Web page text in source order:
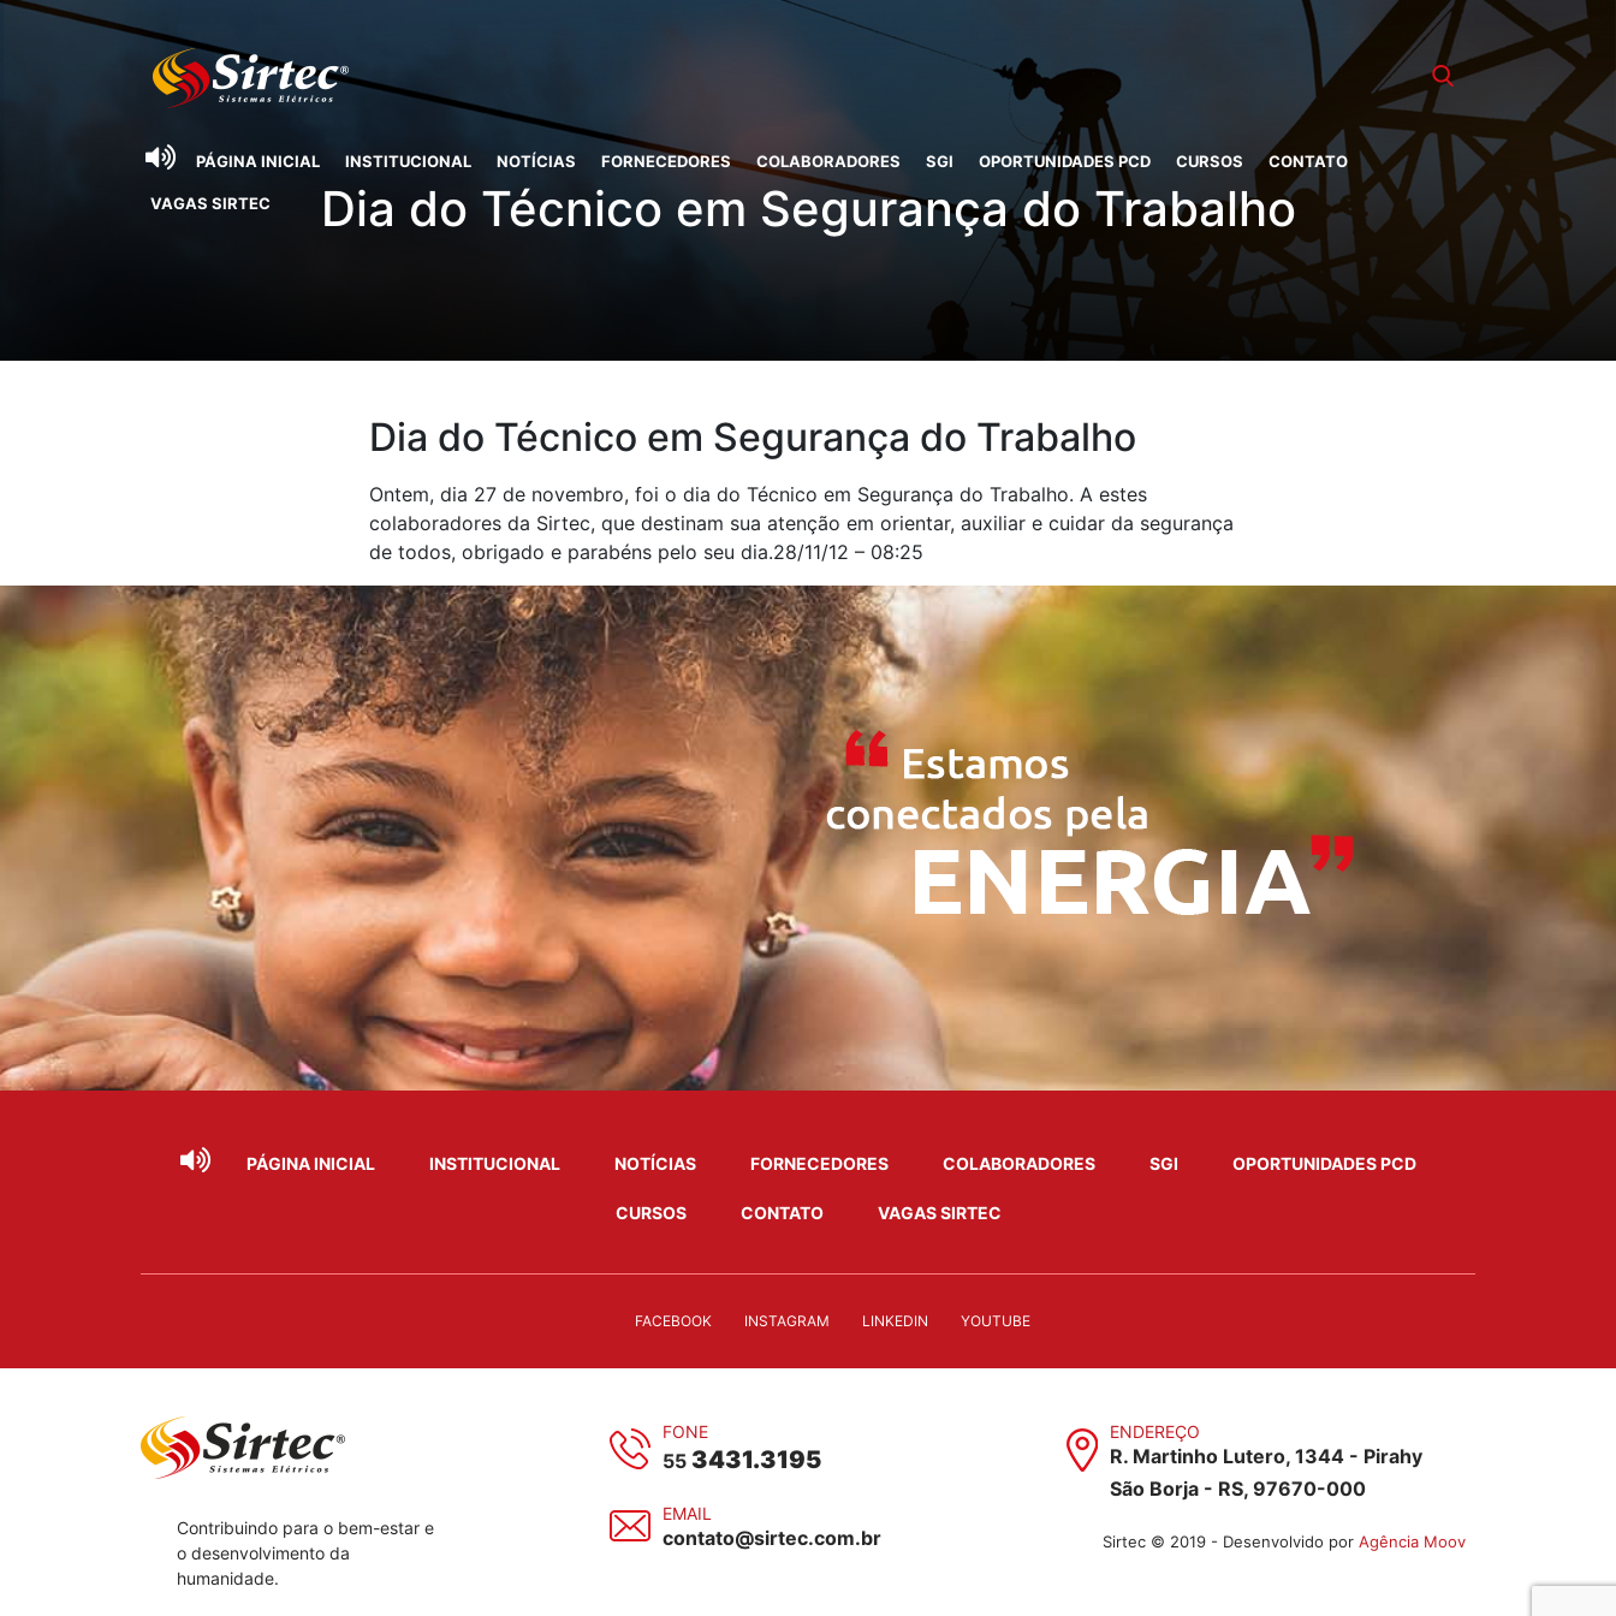
PÁGINA INICIAL INSTITUCIONAL NOTÍCIAS FORNECEDORES COLABORADORES SGI OPORTUNIDADES PCD CURSOS CONTATO
VAGAS SIRTEC Dia do Técnico em Segurança do Trabalho
Dia do Técnico em Segurança do Trabalho
Ontem, dia 27 de novembro, foi o dia do Técnico em Segurança do Trabalho. A estes
colaboradores da Sirtec, que destinam sua atenção em orientar, auxiliar e cuidar da segurança
de todos, obrigado e parabéns pelo seu dia.28/11/12 – 08:25
PÁGINA INICIAL INSTITUCIONAL NOTÍCIAS FORNECEDORES COLABORADORES SGI OPORTUNIDADES PCD
CURSOS CONTATO VAGAS SIRTEC
FACEBOOK INSTAGRAM LINKEDIN YOUTUBE
Contribuindo para o bem-estar e
o desenvolvimento da
humanidade.
FONE
55 3431.3195
EMAIL
contato@sirtec.com.br
ENDEREÇO
R. Martinho Lutero, 1344 - Pirahy
São Borja - RS, 97670-000
Sirtec © 2019 - Desenvolvido por Agência Moov